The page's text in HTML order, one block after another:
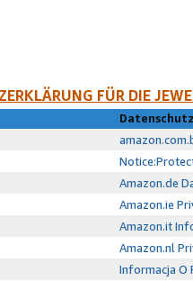
FÜR DIE
Amazon.de
Amazon.ie
Amazon.it
Amazon.nl
Informacja O